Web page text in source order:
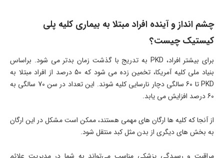
چشم انداز و آینده افراد مبتلا به بیماری کلیه پلی
کیستیک چیست؟
برای بیشتر افراد، PKD به تدریج با گذشت زمان بدتر می شود. براساس
بنیاد ملی کلیه آمریکا، تخمین زده می شود كه 50 درصد از افراد مبتلا به
PKD تا 60 سالگی دچار نارسایی كلیه شوند. این تعداد در سن 70 سالگی به
60 درصد افزایش می یابد.
از آنجا که کلیه ها ارگان های مهمی هستند، ممکن است مشکل در این ارگان
به بخش های دیگری از بدن مثل کبد منتقل شود.